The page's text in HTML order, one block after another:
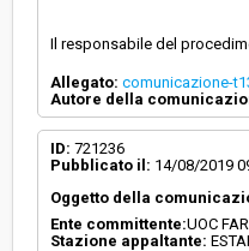
Il responsabile del
Allegato: comunicazione-
Autore della
ID: 721236
Pubblicato il: 14/08/2019
Oggetto della
Ente committente:UOC
Stazione appaltante: